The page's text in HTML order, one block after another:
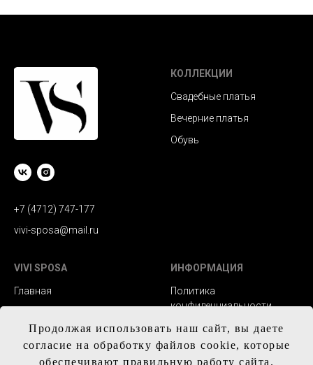
Продолжая использовать наш сайт, вы даете
согласие на обработку файлов cookie, которые
обеспечивают правильную работу сайта.
+7 (4712) 747-177
vivi-sposa@mail.ru
КОЛЛЕКЦИИ
Свадебные платья
Вечерние платья
Обувь
VIVI SPOSA
Главная
Контакты
ИНФОРМАЦИЯ
Политика
конфиденциальности
Заказ и сроки
изготовления